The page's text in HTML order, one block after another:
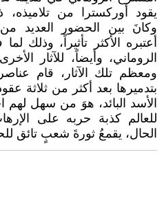
يقود أوركسترا من تلاميذه،
وكانَ بين الحضور العديد
أعتبره الأكثر تأثيراً، وذلك
الروماني، وأيضاً، للآثار
ومعظم تلك الآثار، قام
بتدميرها بعد أكثر من ثلاثة
الأسد البائد، هوَ من سهل لهم
للعالم كذبة حربه على
الحال، يقمعُ ثورةَ شعبٍ تائق